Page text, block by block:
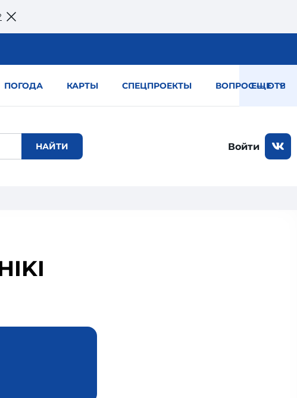
ПОГОДА КАРТЫ СПЕЦПРОЕКТЫ ВОПРОС — ОТВЕТ
ЕЩЕ
Войти